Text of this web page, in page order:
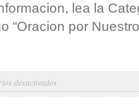
lea la
“Oracion por
desactivados
Escritorio